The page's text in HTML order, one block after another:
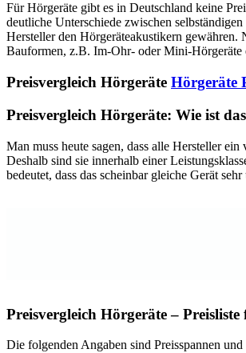
Für Hörgeräte gibt es in Deutschland keine
deutliche Unterschiede zwischen
Hersteller den Hörgeräteakustikern gewähren.
Bauformen, z.B. Im-Ohr- oder Mini-Hörgeräte
Preisvergleich Hörgeräte Hörgeräte
Preisvergleich Hörgeräte: Wie ist
Man muss heute sagen, dass alle Hersteller
Deshalb sind sie innerhalb einer
bedeutet, dass das scheinbar gleiche Gerät
Preisvergleich Hörgeräte –
Die folgenden Angaben sind Preisspannen